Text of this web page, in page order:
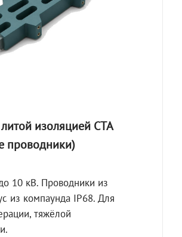
изоляцией СТА
проводники)
10 кВ. Проводники из
из компаунда IP68. Для
тяжёлой